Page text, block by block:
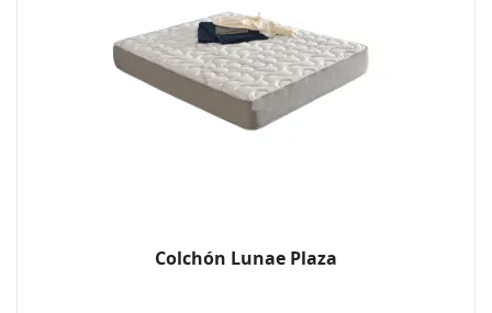
Colchón Lunae Plaza